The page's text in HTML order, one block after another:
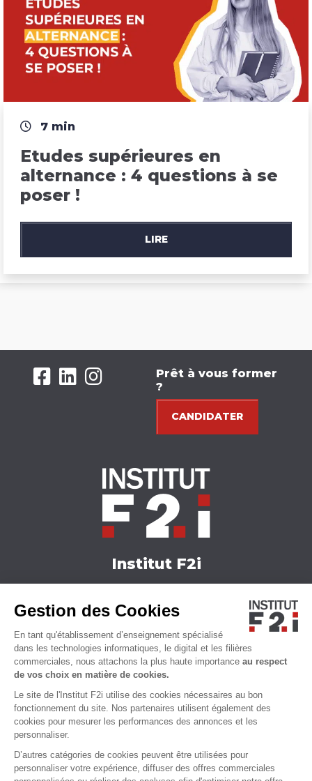
Gestion des Cookies
En tant qu'établissement d’enseignement spécialisé
dans les technologies informatiques, le digital et les filières
commerciales, nous attachons la plus haute importance au respect
de vos choix en matière de cookies.
Le site de l'Institut F2i utilise des cookies nécessaires au bon
fonctionnement du site. Nos partenaires utilisent également des
cookies pour mesurer les performances des annonces et les
personnaliser.
D’autres catégories de cookies peuvent être utilisées pour
personnaliser votre expérience, diffuser des offres commerciales
7 min
Etudes supérieures en
alternance : 4 questions à se
poser !
LIRE
Prêt à vous former
?
CANDIDATER
Institut F2i
Actualités
Qui sommes-nous ?
Accessibilité